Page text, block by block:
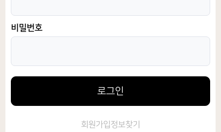
비밀번호
로그인
회원가입정보찾기